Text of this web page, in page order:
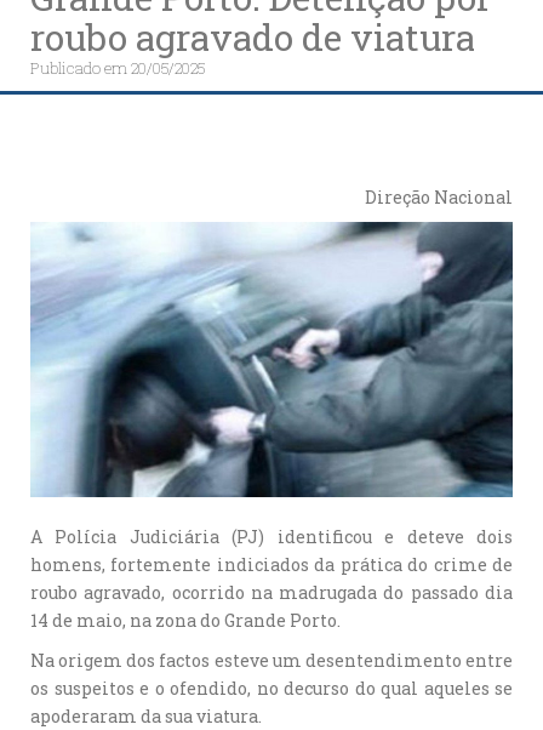
roubo agravado de viatura
Publicado em20/05/2025
Direção Nacional
A Polícia Judiciária (PJ) identificou e deteve dois
homens, fortemente indiciados da prática do crime de
roubo agravado, ocorrido na madrugada do passado dia
14 de maio, na zona do Grande Porto.
Na origem dos factos esteve um desentendimento entre
os suspeitos e o ofendido, no decurso do qual aqueles se
apoderaram da sua viatura.